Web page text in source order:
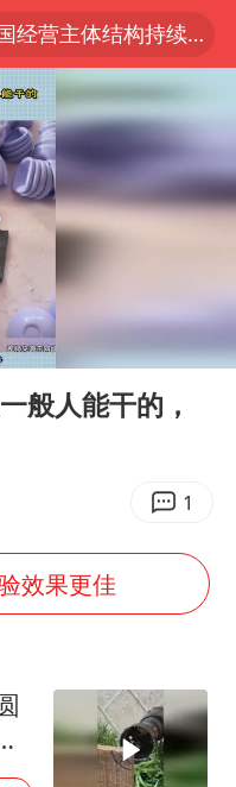
上半年我国经营主体结构持续优化
2026》阵容官宣
中国籍豪华游艇富商之子在泰国被杀
或致京津冀暴雨
乌爱国者拦截导弹
冲奖
世界第1特鲁姆普斯诺克中国赛一轮游
香港刷新1884年以来最高气温纪录
胃中取出180颗铁钉
次演长剧
枪口对准中国记者
般人能干的，
1
效果更佳